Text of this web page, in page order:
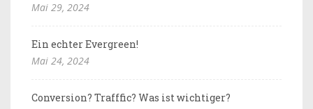
Mai 29, 2024
Ein echter Evergreen!
Mai 24, 2024
Conversion? Trafffic? Was ist wichtiger?